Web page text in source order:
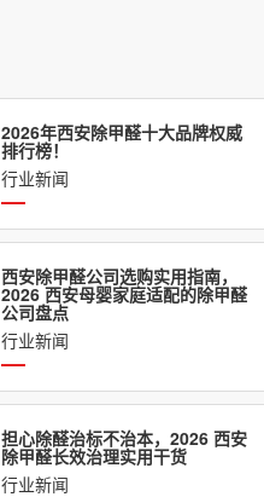
2026年西安除甲醛十大品牌权威
排行榜！
行业新闻
西安除甲醛公司选购实用指南，
2026 西安母婴家庭适配的除甲醛
公司盘点
行业新闻
担心除醛治标不治本，2026 西安
除甲醛长效治理实用干货
行业新闻